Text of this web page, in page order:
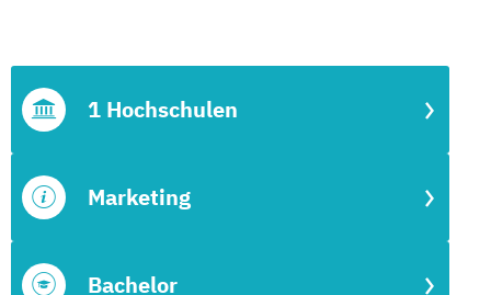
Bachelor
Marketing
1 Hochschulen